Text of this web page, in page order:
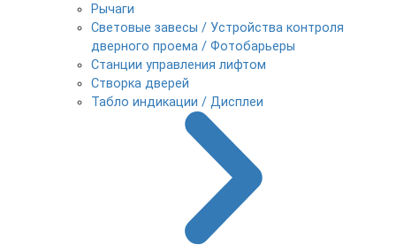
Рычаги
Световые завесы / Устройства контроля
дверного проема / Фотобарьеры
Станции управления лифтом
Створка дверей
Табло индикации / Дисплеи